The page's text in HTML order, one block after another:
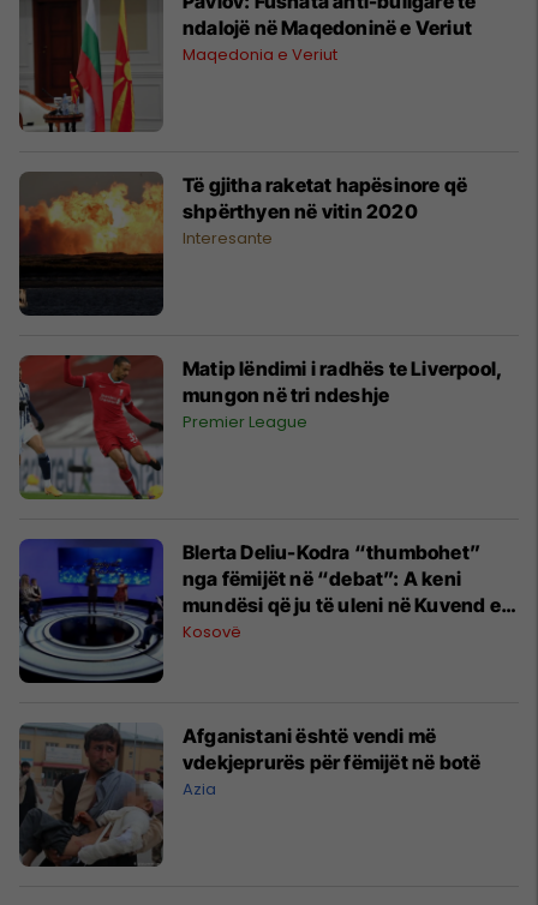
ndalojë në Maqedoninë e Veriut
Maqedonia e Veriut
Të gjitha raketat hapësinore që
shpërthyen në vitin 2020
Interesante
Matip lëndimi i radhës te Liverpool,
mungon në tri ndeshje
Premier League
Blerta Deliu-Kodra “thumbohet”
nga fëmijët në “debat”: A keni
mundësi që ju të uleni në Kuvend e
të diskutoni si njerëz të mirë?!
Kosovë
Afganistani është vendi më
vdekjeprurës për fëmijët në botë
Azia